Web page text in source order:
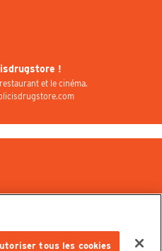
!
et le cinéma.
tous les cookies